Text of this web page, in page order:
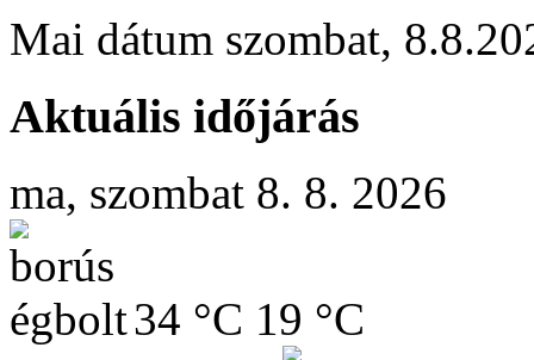
Mai dátum szombat,
Aktuális időjárás
ma, szombat 8. 8. 2026
34 °C 19 °C